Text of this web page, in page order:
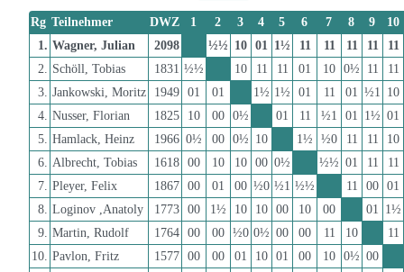
Rg Teilnehmer DWZ 1 2 3 4 5 6 7 8 9
10
1. Wagner, Julian 2098 ½½ 10 01 1½ 11 11 11 11
11
2. Schöll, Tobias 1831 ½½ 10 11 11 01 10 0½ 11
11
3. Jankowski, Moritz 1949 01 01 1½ 1½ 01 11 01 ½1 10
4. Nusser, Florian 1825 10 00 0½ 01 11 ½1 01 1½ 01
5. Hamlack, Heinz 1966 0½ 00 0½ 10 1½ ½0 11 11
10
6. Albrecht, Tobias 1618 00 10 10 00 0½ ½½ 01 11
11
7. Pleyer, Felix 1867 00 01 00 ½0 ½1 ½½ 11 00 01
8. Loginov ,Anatoly 1773 00 1½ 10 10 00 10 00 01 1½
9. Martin, Rudolf 1764 00 00 ½0 0½ 00 00 11 10
11
10. Pavlon, Fritz 1577 00 00 01 10 01 00 10 0½ 00